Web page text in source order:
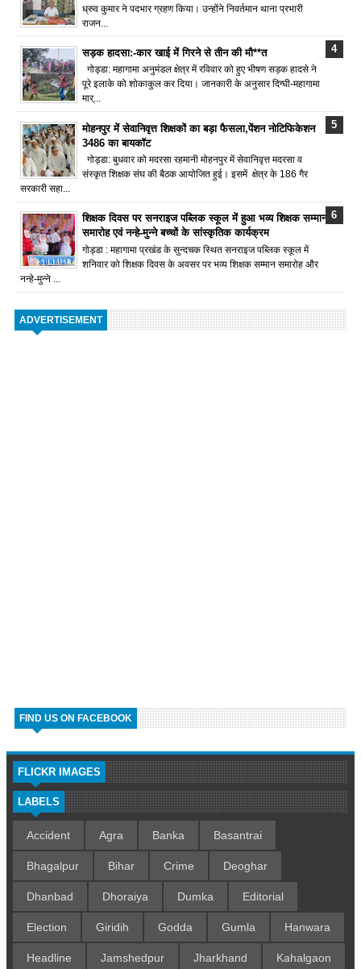
ध्रुव कुमार ने पदभार ग्रहण किया। उन्होंने निवर्तमान थाना प्रभारी
राजन...
सड़क हादसा:-कार खाई में गिरने से तीन की मौ**त
गोड्डा: महागामा अनुमंडल क्षेत्र में रविवार को हुए भीषण सड़क हादसे ने
पूरे इलाके को शोकाकुल कर दिया। जानकारी के अनुसार दिग्घी-महागामा
मार्...
मोहनपुर में सेवानिवृत्त शिक्षकों का बड़ा फैसला,पेंशन नोटिफिकेशन
3486 का बायकॉट
गोड्डा: बुधवार को मदरसा रहमानी मोहनपुर में सेवानिवृत्त मदरसा व
संस्कृत शिक्षक संघ की बैठक आयोजित हुई। इसमें क्षेत्र के 186 गैर
सरकारी सहा...
शिक्षक दिवस पर सनराइज पब्लिक स्कूल में हुआ भव्य शिक्षक सम्मान
समारोह एवं नन्हे-मुन्ने बच्चों के सांस्कृतिक कार्यक्रम
गोड्डा : महागामा प्रखंड के सुन्दचक स्थित सनराइज पब्लिक स्कूल में
शनिवार को शिक्षक दिवस के अवसर पर भव्य शिक्षक सम्मान समारोह और
नन्हे-मुन्ने ...
ADVERTISEMENT
FIND US ON FACEBOOK
FLICKR IMAGES
LABELS
Accident Agra Banka Basantrai
Bhagalpur Bihar Crime Deoghar
Dhanbad Dhoraiya Dumka Editorial
Election Giridih Godda Gumla Hanwara
Headline Jamshedpur Jharkhand Kahalgaon